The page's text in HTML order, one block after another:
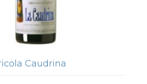
Caudrina